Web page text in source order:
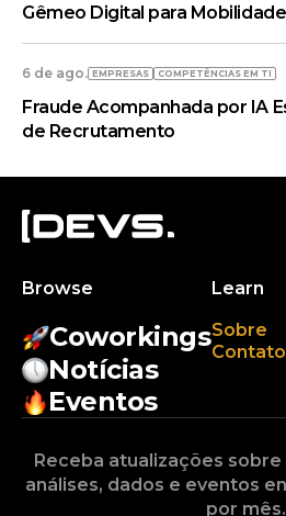
Gêmeo Digital para Mobilidade
6 de ago. EMPRESAS COMPETÊNCIAS EM TI
Fraude Acompanhada por IA
de Recrutamento
Browse
Coworkings
Notícias
Eventos
Learn
Sobre
Contato
Receba atualizações
análises, dados e eventos
por mês.